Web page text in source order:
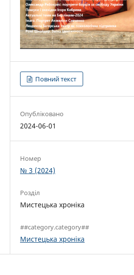
Повний текст
Опубліковано
2024-06-01
Номер
№ 3 (2024)
Розділ
Мистецька хроніка
##category.category##
Мистецька хроніка